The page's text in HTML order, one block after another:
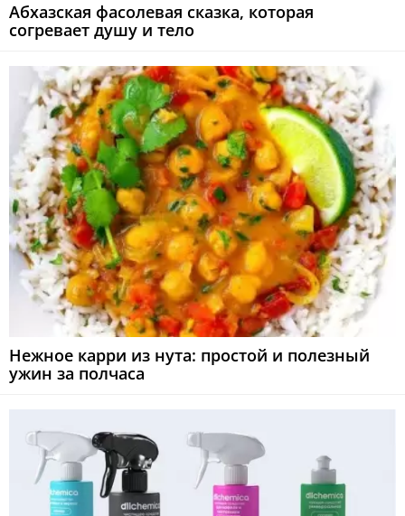
Абхазская фасолевая сказка, которая
согревает душу и тело
Нежное карри из нута: простой и полезный
ужин за полчаса